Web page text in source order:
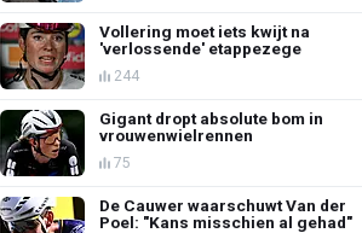
Vollering moet iets kwijt na
'verlossende' etappezege
244
Gigant dropt absolute bom in
vrouwenwielrennen
75
De Cauwer waarschuwt Van der
Poel: "Kans misschien al gehad"